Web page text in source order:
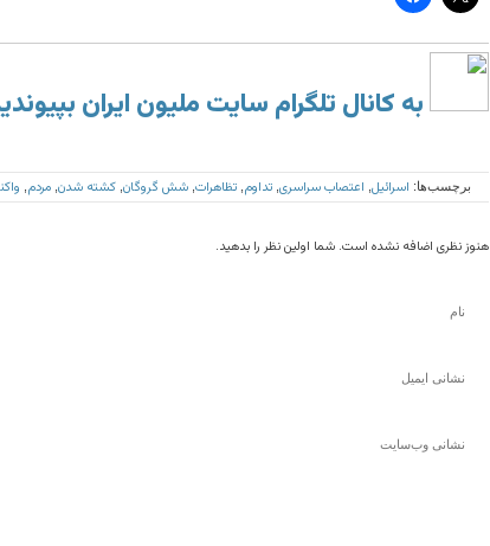
به کانال تلگرام سایت ملیون ایران
برچسب‌ها: اسرائیل اعتصاب سراسری تداوم تظاهرات شش گروگان کشته شدن مردم
هنوز نظری اضافه نشده است. شما اولین نظر را بدهید.